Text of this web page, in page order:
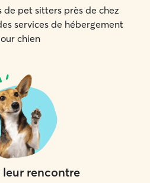
de pet sitters près de chez
services de hébergement
chien
leur rencontre